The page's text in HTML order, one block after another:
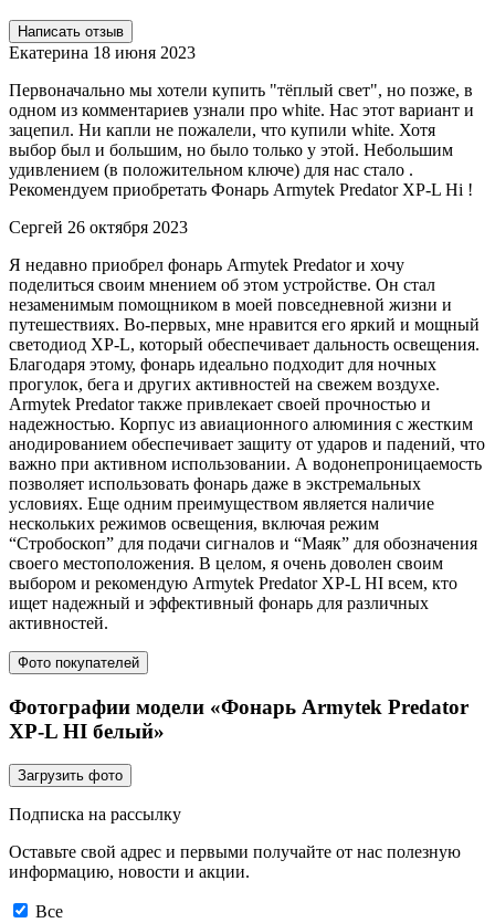
Написать отзыв
Екатерина 18 июня 2023
Первоначально мы хотели купить "тёплый свет", но позже, в
одном из комментариев узнали про white. Нас этот вариант и
зацепил. Ни капли не пожалели, что купили white. Хотя
выбор был и большим, но было только у этой. Небольшим
удивлением (в положительном ключе) для нас стало .
Рекомендуем приобретать Фонарь Armytek Predator XP-L Hi !
Сергей 26 октября 2023
Я недавно приобрел фонарь Armytek Predator и хочу
поделиться своим мнением об этом устройстве. Он стал
незаменимым помощником в моей повседневной жизни и
путешествиях. Во-первых, мне нравится его яркий и мощный
светодиод XP-L, который обеспечивает дальность освещения.
Благодаря этому, фонарь идеально подходит для ночных
прогулок, бега и других активностей на свежем воздухе.
Armytek Predator также привлекает своей прочностью и
надежностью. Корпус из авиационного алюминия с жестким
анодированием обеспечивает защиту от ударов и падений, что
важно при активном использовании. А водонепроницаемость
позволяет использовать фонарь даже в экстремальных
условиях. Еще одним преимуществом является наличие
нескольких режимов освещения, включая режим
“Стробоскоп” для подачи сигналов и “Маяк” для обозначения
своего местоположения. В целом, я очень доволен своим
выбором и рекомендую Armytek Predator XP-L HI всем, кто
ищет надежный и эффективный фонарь для различных
активностей.
Фото покупателей
Фотографии модели «Фонарь Armytek Predator
XP-L HI белый»
Загрузить фото
Подписка на рассылку
Оставьте свой адрес и первыми получайте от нас полезную
информацию, новости и акции.
Все